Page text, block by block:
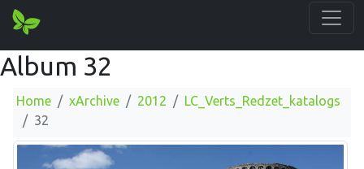
Album 32
Home xArchive 2012
LC_Verts_Redzet_katalogs
32